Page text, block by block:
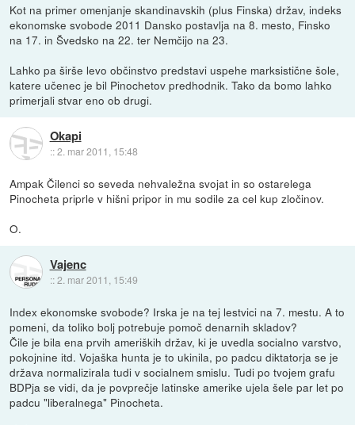
Kot na primer omenjanje skandinavskih (plus Finska) držav, indeks
ekonomske svobode 2011 Dansko postavlja na 8. mesto, Finsko
na 17. in Švedsko na 22. ter Nemčijo na 23.
Lahko pa širše levo občinstvo predstavi uspehe marksistične šole,
katere učenec je bil Pinochetov predhodnik. Tako da bomo lahko
primerjali stvar eno ob drugi.
Okapi
::2. mar 2011, 15:48
Ampak Čilenci so seveda nehvaležna svojat in so ostarelega
Pinocheta priprle v hišni pripor in mu sodile za cel kup zločinov.
O.
Vajenc
::2. mar 2011, 15:49
Index ekonomske svobode? Irska je na tej lestvici na 7. mestu. A to
pomeni, da toliko bolj potrebuje pomoč denarnih skladov?
Čile je bila ena prvih ameriških držav, ki je uvedla socialno varstvo,
pokojnine itd. Vojaška hunta je to ukinila, po padcu diktatorja se je
država normalizirala tudi v socialnem smislu. Tudi po tvojem grafu
BDPja se vidi, da je povprečje latinske amerike ujela šele par let po
padcu "liberalnega" Pinocheta.